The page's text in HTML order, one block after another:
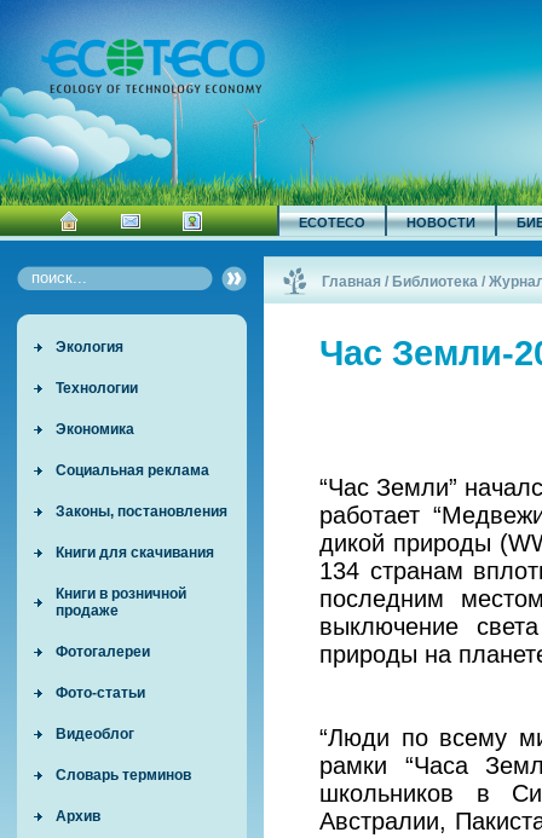
ECOTECO НОВОСТИ
Экология
Технологии
Экономика
Социальная реклама
Законы, постановления
Книги для скачивания
Книги в розничной
продаже
Фотогалереи
Фото-статьи
Видеоблог
Словарь терминов
Архив
Главная / Библиотека /
Час Земли-
“Час Земли”
работает
дикой природы
134 странам
последним
выключение
природы на
“Люди по всему
рамки “Часа
школьников в
Австралии,